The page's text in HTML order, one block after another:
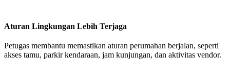
Aturan Lingkungan Lebih Terjaga
Petugas membantu memastikan aturan perumahan berjalan, seperti
akses tamu, parkir kendaraan, jam kunjungan, dan aktivitas vendor.